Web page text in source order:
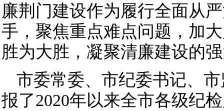
廉荆门建设作为履行全面从
手，聚焦重点难点问题，加
胜为大胜，凝聚清廉建设的
市委常委、市纪委书记、
报了2020年以来全市各级纪